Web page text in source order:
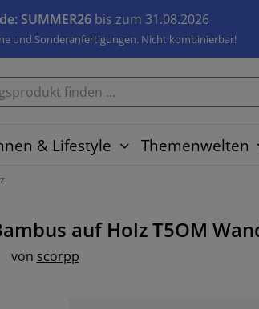
SUMMER26 bis zum 31.08.2026
und Sonderanfertigungen. Nicht kombinierbar!
& Lifestyle Themenwelten
auf Holz T5OM
von scorpp